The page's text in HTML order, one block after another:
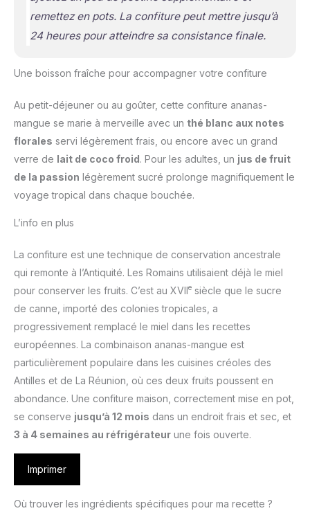
remettez en pots. La confiture peut mettre jusqu’à
24 heures pour atteindre sa consistance finale.
Une boisson fraîche pour accompagner votre confiture
Au petit-déjeuner ou au goûter, cette confiture ananas-
mangue se marie à merveille avec un thé blanc aux notes
florales servi légèrement frais, ou encore avec un grand
verre de lait de coco froid. Pour les adultes, un jus de fruit
de la passion légèrement sucré prolonge magnifiquement le
voyage tropical dans chaque bouchée.
L’info en plus
La confiture est une technique de conservation ancestrale
qui remonte à l’Antiquité. Les Romains utilisaient déjà le miel
pour conserver les fruits. C’est au XVIIe siècle que le sucre
de canne, importé des colonies tropicales, a
progressivement remplacé le miel dans les recettes
européennes. La combinaison ananas-mangue est
particulièrement populaire dans les cuisines créoles des
Antilles et de La Réunion, où ces deux fruits poussent en
abondance. Une confiture maison, correctement mise en pot,
se conserve jusqu’à 12 mois dans un endroit frais et sec, et
3 à 4 semaines au réfrigérateur une fois ouverte.
Imprimer
Où trouver les ingrédients spécifiques pour ma recette ?